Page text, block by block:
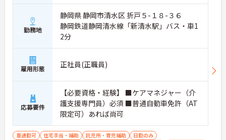
勤務地
静岡県 静岡市清水区 折戸５-１８-３６
静岡鉄道静岡清水線「新清水駅」バス・車1
2分
雇用形態 正社員(正職員)
応募要件
【必要資格・経験】 ■ケアマネジャー（介
護支援専門員）必須 ■普通自動車免許（AT
限定可）あれば尚可
車通勤可 住宅手当・補助 託児所・育児補助
日勤のみ